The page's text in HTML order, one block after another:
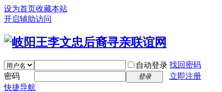
设为首页收藏本站
开启辅助访问
自动登录 找回密码
密码
登录
立即注册
快捷导航